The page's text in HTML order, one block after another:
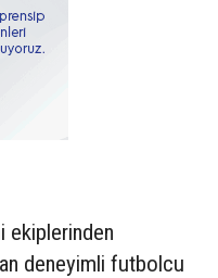
ekiplerinden
deneyimli futbolcu